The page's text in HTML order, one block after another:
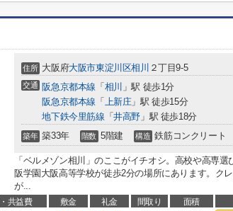
住所 大阪府大阪市東淀川区相川 ２丁目9-5
交通 阪急京都本線 「 相川 」駅 徒歩1分
阪急京都本線 「 上新庄」駅 徒歩15分
地下鉄今里筋線 「井高野 」駅 徒歩18分
築年 築33年 階数 5階建 構造 鉄筋コンクリート
「ベルメゾン相川」のここがイチオシ。高校や高専
阪学園大阪高等学校が徒歩2分の場所にあります。ク
が...
共益費 敷金 礼金 間取り 面積